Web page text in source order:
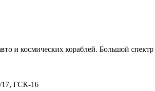
и космических кораблей. Большой
17, ГСК-16